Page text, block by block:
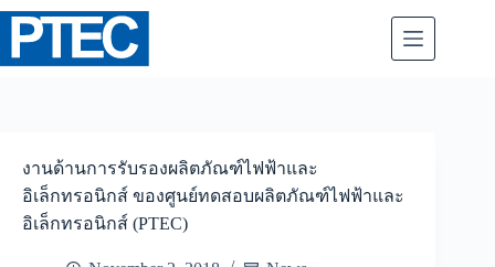
Skip
content
งานด้านการรับรองผลิตภัณฑ์ไฟฟ้าและ
อิเล็กทรอนิกส์ ของศูนย์ทดสอบผลิตภัณฑ์ไฟฟ้าและ
อิเล็กทรอนิกส์ (PTEC)